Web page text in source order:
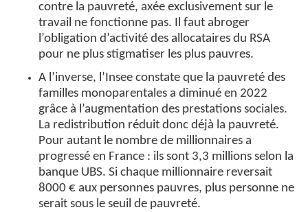
contre la pauvreté, axée exclusivement sur le
travail ne fonctionne pas. Il faut abroger
l’obligation d’activité des allocataires du RSA
pour ne plus stigmatiser les plus pauvres.
A l’inverse, l’Insee constate que la pauvreté des
familles monoparentales a diminué en 2022
grâce à l’augmentation des prestations sociales.
La redistribution réduit donc déjà la pauvreté.
Pour autant le nombre de millionnaires a
progressé en France : ils sont 3,3 millions selon la
banque UBS. Si chaque millionnaire reversait
8000 € aux personnes pauvres, plus personne ne
serait sous le seuil de pauvreté.